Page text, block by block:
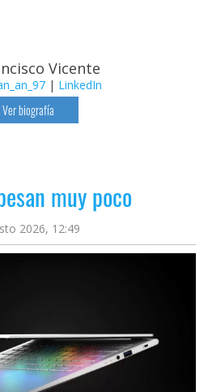
Vicente
| LinkedIn
Ver biografía
muy poco
2026, 12:49